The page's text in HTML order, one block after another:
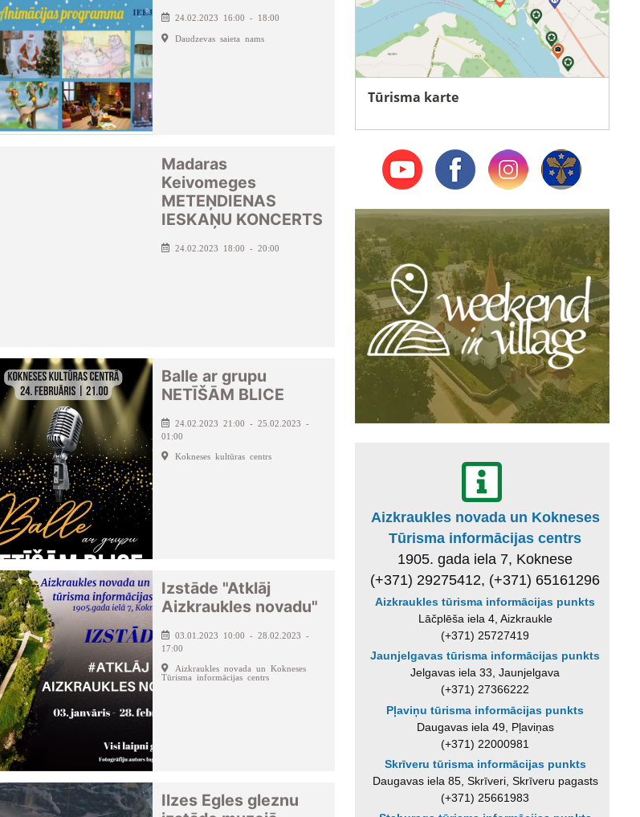
24.02.2023 16:00 - 18:00
Daudzevas saieta nams
Madaras
Keivomeges
METEŅDIENAS
IESKAŅU KONCERTS
24.02.2023 18:00 - 20:00
Balle ar grupu
NETĪŠĀM BLICE
24.02.2023 21:00 - 25.02.2023 -
01:00
Kokneses kultūras centrs
Izstāde "Atklāj
Aizkraukles novadu"
03.01.2023 10:00 - 28.02.2023 -
17:00
Aizkraukles novada un Kokneses
Tūrisma informācijas centrs
Ilzes Egles gleznu
Tūrisma karte
Aizkraukles novada un Kokneses
Tūrisma informācijas centrs
1905. gada iela 7, Koknese
(+371) 29275412, (+371) 65161296
Aizkraukles tūrisma informācijas punkts
Lāčplēša iela 4, Aizkraukle
(+371) 25727419
Jaunjelgavas tūrisma informācijas punkts
Jelgavas iela 33, Jaunjelgava
(+371) 27366222
Pļaviņu tūrisma informācijas punkts
Daugavas iela 49, Pļaviņas
(+371) 22000981
Skrīveru tūrisma informācijas punkts
Daugavas iela 85, Skrīveri, Skrīveru pagasts
(+371) 25661983